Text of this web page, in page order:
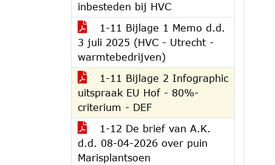
inbesteden bij HVC
1-11 Bijlage 1 Memo d.d.
3 juli 2025 (HVC - Utrecht -
warmtebedrijven)
1-11 Bijlage 2 Infographic
uitspraak EU Hof - 80%-
criterium - DEF
1-12 De brief van A.K.
d.d. 08-04-2026 over puin
Marisplantsoen